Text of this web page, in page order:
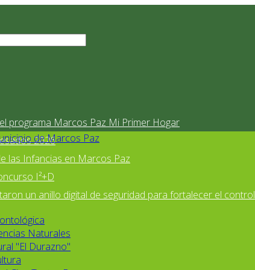
programa Marcos Paz Mi Primer Hogar
2026
las Infancias en Marcos Paz
I²+D
un anillo digital de seguridad para fortalecer el control
Naturales
"El Durazno"